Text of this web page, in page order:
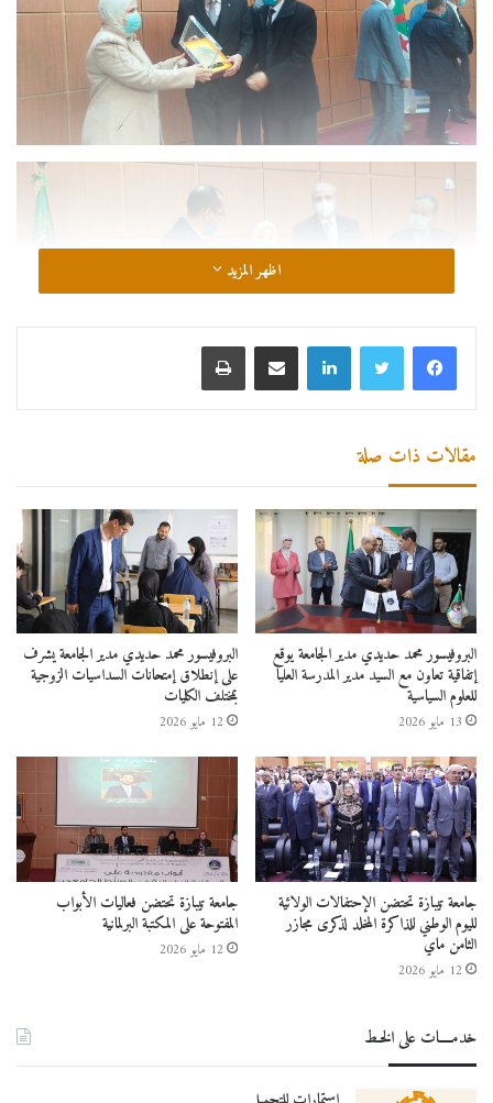
الدكتور محمد يونسي
المركز الجامعي مرسلي عبد الله تيبازة
تيبازة
وزير التعليم العالي والبحث العلمي
اظهر المزيد
لينكدإن مشاركة عبر البريد طباعة
مقالات ذات صلة
البروفيسور محمد حديدي مدير الجامعة يوقع
إتفاقية تعاون مع السيد مدير المدرسة العليا
للعلوم السياسية
13 مايو 2026
البروفيسور محمد حديدي مدير الجامعة يشرف
على إنطلاق إمتحانات السداسيات الزوجية
بمختلف الكليات
12 مايو 2026
جامعة تيبازة تحتضن الإحتفالات الولائية
لليوم الوطني للذاكرة المخلد لذكرى مجازر
الثامن ماي
12 مايو 2026
جامعة تيبازة تحتضن فعاليات الأبواب
المفتوحة على المكتبة البرلمانية
12 مايو 2026
خدمــــات على الخـط